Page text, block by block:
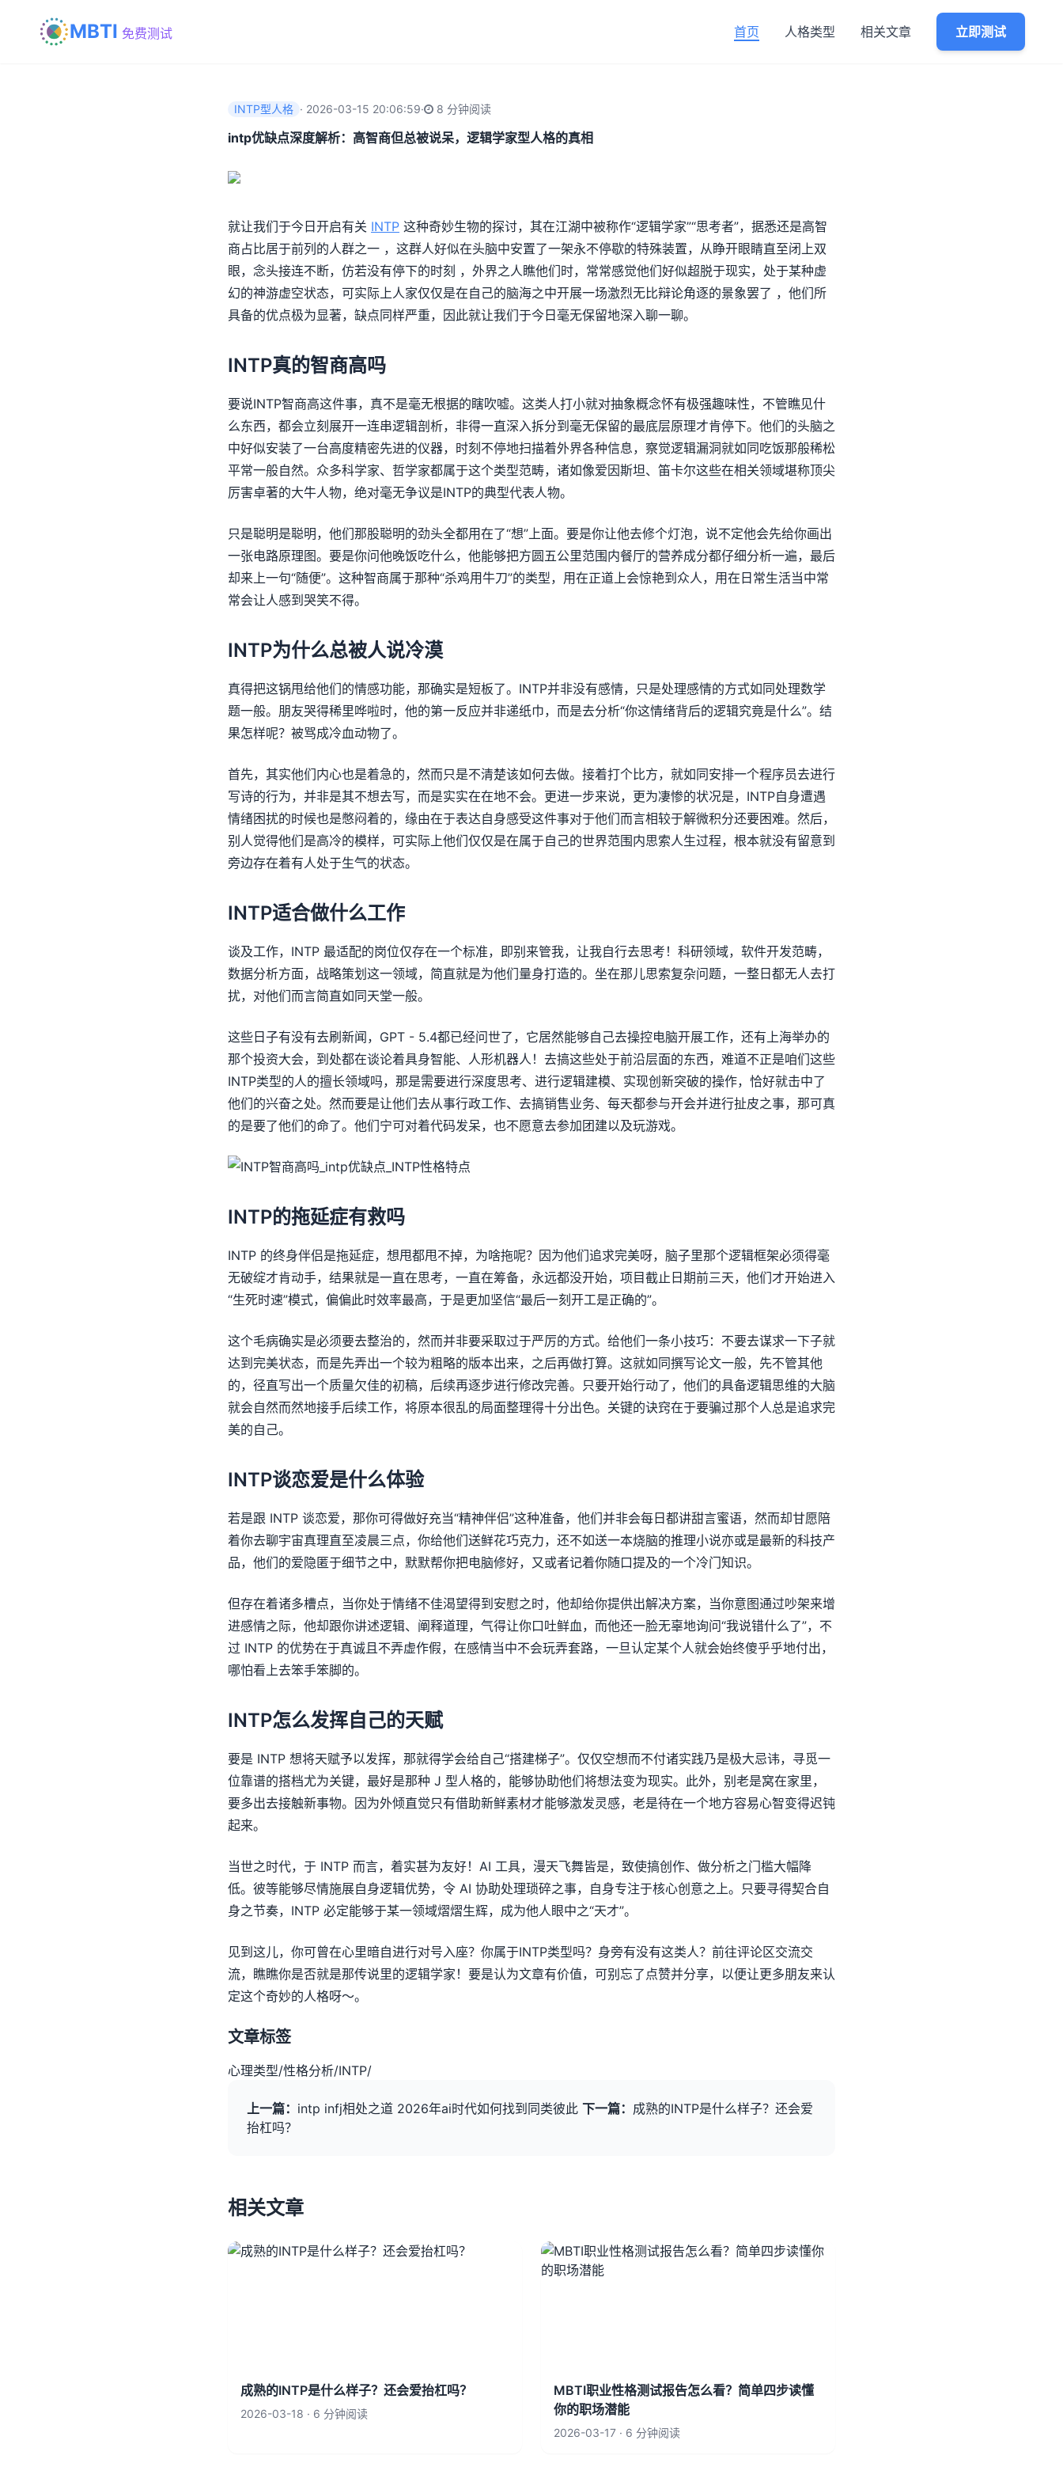
MBTI 免费测试 首页 人格类型 相关文章 立即测试
INTP型人格 · 2026-03-15 20:06:59· 8 分钟阅读
intp优缺点深度解析：高智商但总被说呆，逻辑学家型人格的真相
就让我们于今日开启有关 INTP 这种奇妙生物的探讨，其在江湖中被称作“逻辑学家”“思考者”，据悉还是高智
商占比居于前列的人群之一 ，这群人好似在头脑中安置了一架永不停歇的特殊装置，从睁开眼睛直至闭上双
眼，念头接连不断，仿若没有停下的时刻 ，外界之人瞧他们时，常常感觉他们好似超脱于现实，处于某种虚
幻的神游虚空状态，可实际上人家仅仅是在自己的脑海之中开展一场激烈无比辩论角逐的景象罢了 ，他们所
具备的优点极为显著，缺点同样严重，因此就让我们于今日毫无保留地深入聊一聊。
INTP真的智商高吗
要说INTP智商高这件事，真不是毫无根据的瞎吹嘘。这类人打小就对抽象概念怀有极强趣味性，不管瞧见什
么东西，都会立刻展开一连串逻辑剖析，非得一直深入拆分到毫无保留的最底层原理才肯停下。他们的头脑之
中好似安装了一台高度精密先进的仪器，时刻不停地扫描着外界各种信息，察觉逻辑漏洞就如同吃饭那般稀松
平常一般自然。众多科学家、哲学家都属于这个类型范畴，诸如像爱因斯坦、笛卡尔这些在相关领域堪称顶尖
厉害卓著的大牛人物，绝对毫无争议是INTP的典型代表人物。
只是聪明是聪明，他们那股聪明的劲头全都用在了“想”上面。要是你让他去修个灯泡，说不定他会先给你画出
一张电路原理图。要是你问他晚饭吃什么，他能够把方圆五公里范围内餐厅的营养成分都仔细分析一遍，最后
却来上一句“随便”。这种智商属于那种“杀鸡用牛刀”的类型，用在正道上会惊艳到众人，用在日常生活当中常
常会让人感到哭笑不得。
INTP为什么总被人说冷漠
真得把这锅甩给他们的情感功能，那确实是短板了。INTP并非没有感情，只是处理感情的方式如同处理数学
题一般。朋友哭得稀里哗啦时，他的第一反应并非递纸巾，而是去分析“你这情绪背后的逻辑究竟是什么”。结
果怎样呢？被骂成冷血动物了。
首先，其实他们内心也是着急的，然而只是不清楚该如何去做。接着打个比方，就如同安排一个程序员去进行
写诗的行为，并非是其不想去写，而是实实在在地不会。更进一步来说，更为凄惨的状况是，INTP自身遭遇
情绪困扰的时候也是憋闷着的，缘由在于表达自身感受这件事对于他们而言相较于解微积分还要困难。然后，
别人觉得他们是高冷的模样，可实际上他们仅仅是在属于自己的世界范围内思索人生过程，根本就没有留意到
旁边存在着有人处于生气的状态。
INTP适合做什么工作
谈及工作，INTP 最适配的岗位仅存在一个标准，即别来管我，让我自行去思考！科研领域，软件开发范畴，
数据分析方面，战略策划这一领域，简直就是为他们量身打造的。坐在那儿思索复杂问题，一整日都无人去打
扰，对他们而言简直如同天堂一般。
这些日子有没有去刷新闻，GPT - 5.4都已经问世了，它居然能够自己去操控电脑开展工作，还有上海举办的
那个投资大会，到处都在谈论着具身智能、人形机器人！去搞这些处于前沿层面的东西，难道不正是咱们这些
INTP类型的人的擅长领域吗，那是需要进行深度思考、进行逻辑建模、实现创新突破的操作，恰好就击中了
他们的兴奋之处。然而要是让他们去从事行政工作、去搞销售业务、每天都参与开会并进行扯皮之事，那可真
的是要了他们的命了。他们宁可对着代码发呆，也不愿意去参加团建以及玩游戏。
INTP的拖延症有救吗
INTP 的终身伴侣是拖延症，想甩都甩不掉，为啥拖呢？因为他们追求完美呀，脑子里那个逻辑框架必须得毫
无破绽才肯动手，结果就是一直在思考，一直在筹备，永远都没开始，项目截止日期前三天，他们才开始进入
“生死时速”模式，偏偏此时效率最高，于是更加坚信“最后一刻开工是正确的”。
这个毛病确实是必须要去整治的，然而并非要采取过于严厉的方式。给他们一条小技巧：不要去谋求一下子就
达到完美状态，而是先弄出一个较为粗略的版本出来，之后再做打算。这就如同撰写论文一般，先不管其他
的，径直写出一个质量欠佳的初稿，后续再逐步进行修改完善。只要开始行动了，他们的具备逻辑思维的大脑
就会自然而然地接手后续工作，将原本很乱的局面整理得十分出色。关键的诀窍在于要骗过那个人总是追求完
美的自己。
INTP谈恋爱是什么体验
若是跟 INTP 谈恋爱，那你可得做好充当“精神伴侣”这种准备，他们并非会每日都讲甜言蜜语，然而却甘愿陪
着你去聊宇宙真理直至凌晨三点，你给他们送鲜花巧克力，还不如送一本烧脑的推理小说亦或是最新的科技产
品，他们的爱隐匿于细节之中，默默帮你把电脑修好，又或者记着你随口提及的一个冷门知识。
但存在着诸多槽点，当你处于情绪不佳渴望得到安慰之时，他却给你提供出解决方案，当你意图通过吵架来增
进感情之际，他却跟你讲述逻辑、阐释道理，气得让你口吐鲜血，而他还一脸无辜地询问“我说错什么了”，不
过 INTP 的优势在于真诚且不弄虚作假，在感情当中不会玩弄套路，一旦认定某个人就会始终傻乎乎地付出，
哪怕看上去笨手笨脚的。
INTP怎么发挥自己的天赋
要是 INTP 想将天赋予以发挥，那就得学会给自己“搭建梯子”。仅仅空想而不付诸实践乃是极大忌讳，寻觅一
位靠谱的搭档尤为关键，最好是那种 J 型人格的，能够协助他们将想法变为现实。此外，别老是窝在家里，
要多出去接触新事物。因为外倾直觉只有借助新鲜素材才能够激发灵感，老是待在一个地方容易心智变得迟钝
起来。
当世之时代，于 INTP 而言，着实甚为友好！AI 工具，漫天飞舞皆是，致使搞创作、做分析之门槛大幅降
低。彼等能够尽情施展自身逻辑优势，令 AI 协助处理琐碎之事，自身专注于核心创意之上。只要寻得契合自
身之节奏，INTP 必定能够于某一领域熠熠生辉，成为他人眼中之“天才”。
见到这儿，你可曾在心里暗自进行对号入座？你属于INTP类型吗？身旁有没有这类人？前往评论区交流交
流，瞧瞧你是否就是那传说里的逻辑学家！要是认为文章有价值，可别忘了点赞并分享，以便让更多朋友来认
定这个奇妙的人格呀～。
文章标签
心理类型/性格分析/INTP/
上一篇： intp infj相处之道 2026年ai时代如何找到同类彼此 下一篇： 成熟的INTP是什么样子？还会爱
抬杠吗？
相关文章
成熟的INTP是什么样子？还会爱抬杠吗？
2026-03-18 · 6 分钟阅读
MBTI职业性格测试报告怎么看？简单四步读懂
你的职场潜能
2026-03-17 · 6 分钟阅读